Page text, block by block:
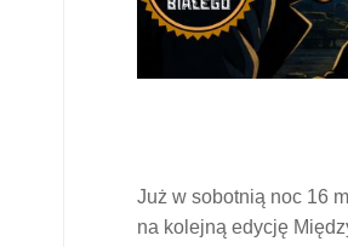
Już w sobotnią noc 16
na kolejną edycję